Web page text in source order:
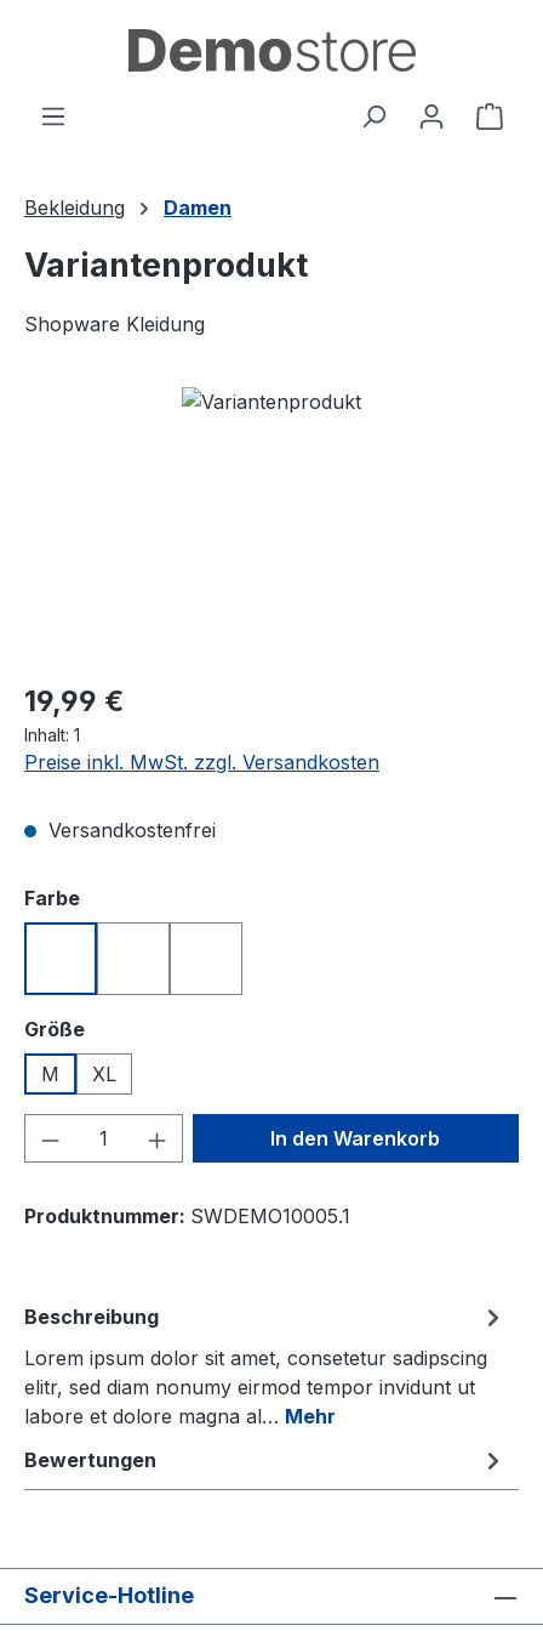
Zum Hauptinhalt springen
Bekleidung Damen
Variantenprodukt
Shopware Kleidung
Bildergalerie überspringen
19,99 €
Inhalt: 1
Preise inkl. MwSt. zzgl. Versandkosten
Versandkostenfrei
Farbeauswählen
Größeauswählen
M
XL
Produkt Anzahl: Gib denIn den Warenkorb
Produktnummer: SWDEMO10005.1
Beschreibung
Lorem ipsum dolor sit amet, consetetur sadipscing
elitr, sed diam nonumy eirmod tempor invidunt ut
labore et dolore magna al… Mehr
Bewertungen
Service-Hotline